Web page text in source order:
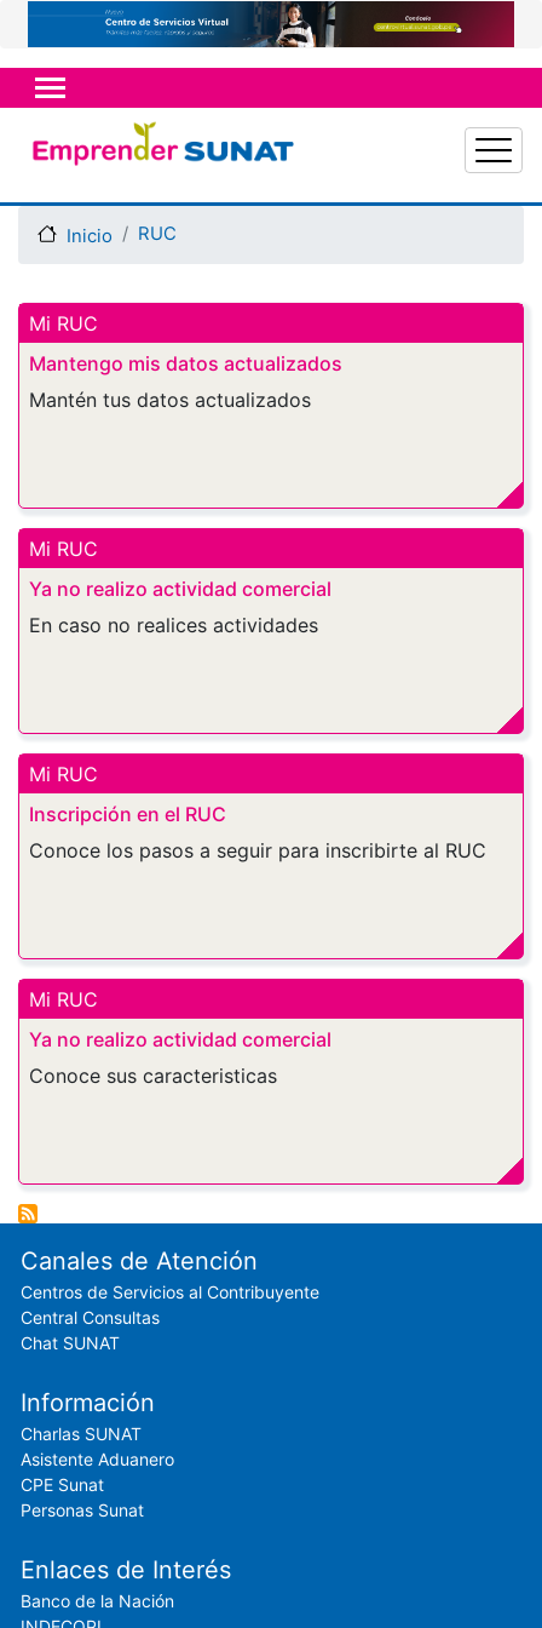
Pasar
al
contenido
principal
Inicio RUC
Mantengo mis datos actualizados
Mi RUC
Mantén tus datos actualizados
Ya no realizo actividad comercial
Mi RUC
En caso no realices actividades
Inscripción en el RUC
Mi RUC
Conoce los pasos a seguir para inscribirte al RUC
Ya no realizo actividad comercial
Mi RUC
Conoce sus caracteristicas
Footer menu
Canales de Atención
Centros de Servicios al Contribuyente
Central Consultas
Chat SUNAT
Información
Charlas SUNAT
Asistente Aduanero
CPE Sunat
Personas Sunat
Enlaces de Interés
Banco de la Nación